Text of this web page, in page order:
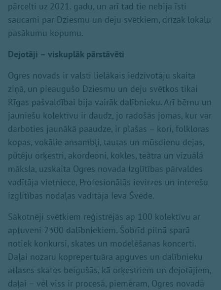
pārcelti uz 2021. gadu, un arī tad tie nebija īsti
saucami par Dziesmu un deju svētkiem, drīzāk lokālu
pasākumu kopumu.
Dejotāji – viskuplāk pārstāvēti
Ogres novads ir valstī lielākais iedzīvotāju skaita
ziņā, un pieaugušo Dziesmu un deju svētkos tikai
Rīgas pašvaldībai bija vairāk dalībnieku. Arī bērnu un
jauniešu kolektīvu ir daudz, jo radošās jomas, kur var
darboties jaunākā paaudze, ir plašas – kori, folkloras
kopas, vokālie ansambļi, tautas un mūsdienu dejas,
pūtēju orķestri, akordeoni, kokles, teātra un vizuālā
māksla, uzskaita Ogres novada Izglītības pārvaldes
vadītāja vietniece, Profesionālās ievirzes un interešu
izglītības nodaļas vadītāja Ieva Švēde.
Sākotnēji svētkiem reģistrējās ap 100 kolektīvu ar
aptuveni 2300 dalībniekiem. Šobrīd pilnā sparā
notiek konkursi, skates un modelēšanas koncerti.
Daļai nozaru koprepertuāra apguves un dalībnieku
atlases skates beigušās, kā orķestriem un dejotājiem,
daļai – vēl viss ir procesā, piemēram, Ogres novadā